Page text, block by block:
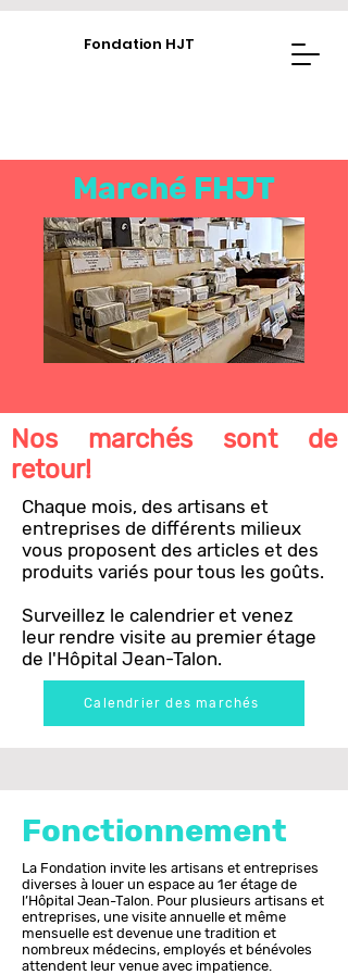
Fondation HJT
Marché FHJT
Nos marchés sont de
retour!
Chaque mois, des artisans et
entreprises de différents milieux
vous proposent des articles et des
produits variés pour tous les goûts.
Surveillez le calendrier et venez
leur rendre visite au premier étage
de l'Hôpital Jean-Talon.
Calendrier des marchés
Fonctionnement
La Fondation invite les artisans et entreprises
diverses à louer un espace au 1er étage de
l’Hôpital Jean-Talon. Pour plusieurs artisans et
entreprises, une visite annuelle et même
mensuelle est devenue une tradition et
nombreux médecins, employés et bénévoles
attendent leur venue avec impatience.